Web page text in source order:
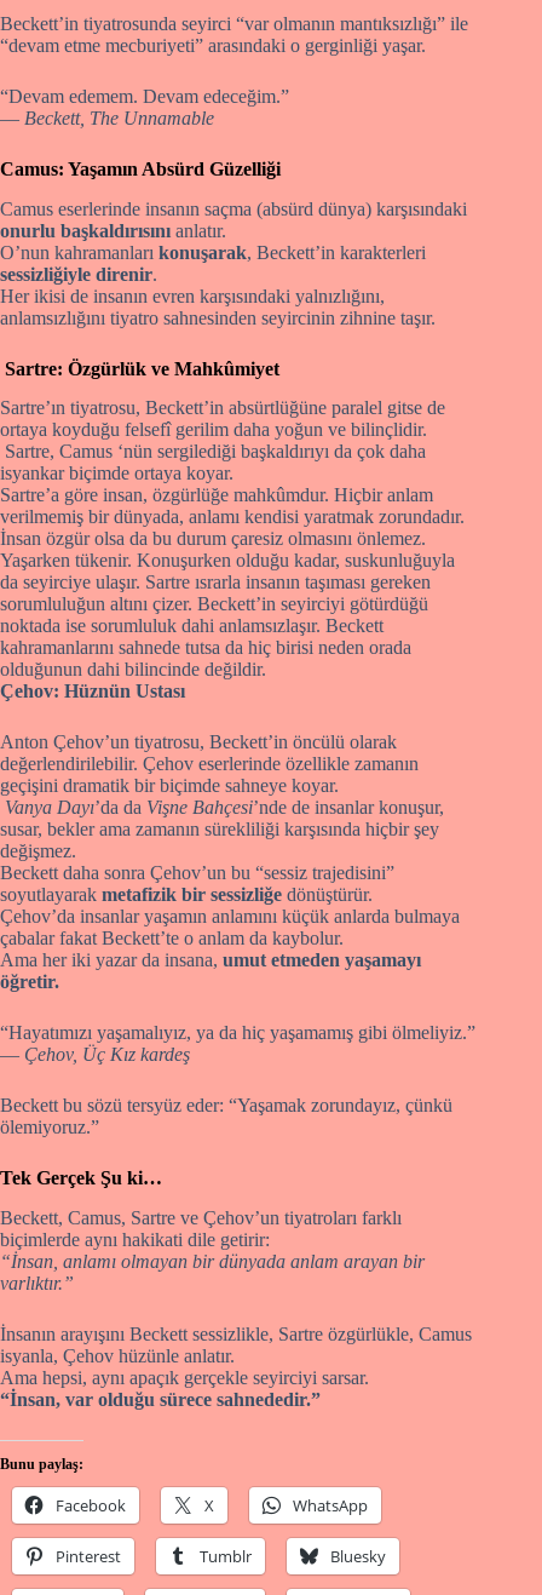
Beckett’in tiyatrosunda seyirci “var olmanın mantıksızlığı” ile
“devam etme mecburiyeti” arasındaki o gerginliği yaşar.
“Devam edemem. Devam edeceğim.”
— Beckett, The Unnamable
Camus: Yaşamın Absürd Güzelliği
Camus eserlerinde insanın saçma (absürd dünya) karşısındaki
onurlu başkaldırısını anlatır.
O’nun kahramanları konuşarak, Beckett’in karakterleri
sessizliğiyle direnir.
Her ikisi de insanın evren karşısındaki yalnızlığını,
anlamsızlığını tiyatro sahnesinden seyircinin zihnine taşır.
Sartre: Özgürlük ve Mahkûmiyet
Sartre’ın tiyatrosu, Beckett’in absürtlüğüne paralel gitse de
ortaya koyduğu felsefî gerilim daha yoğun ve bilinçlidir.
Sartre, Camus ‘nün sergilediği başkaldırıyı da çok daha
isyankar biçimde ortaya koyar.
Sartre’a göre insan, özgürlüğe mahkûmdur. Hiçbir anlam
verilmemiş bir dünyada, anlamı kendisi yaratmak zorundadır.
İnsan özgür olsa da bu durum çaresiz olmasını önlemez.
Yaşarken tükenir. Konuşurken olduğu kadar, suskunluğuyla
da seyirciye ulaşır. Sartre ısrarla insanın taşıması gereken
sorumluluğun altını çizer. Beckett’in seyirciyi götürdüğü
noktada ise sorumluluk dahi anlamsızlaşır. Beckett
kahramanlarını sahnede tutsa da hiç birisi neden orada
olduğunun dahi bilincinde değildir.
Çehov: Hüznün Ustası
Anton Çehov’un tiyatrosu, Beckett’in öncülü olarak
değerlendirilebilir. Çehov eserlerinde özellikle zamanın
geçişini dramatik bir biçimde sahneye koyar.
Vanya Dayı’da da Vişne Bahçesi’nde de insanlar konuşur,
susar, bekler ama zamanın sürekliliği karşısında hiçbir şey
değişmez.
Beckett daha sonra Çehov’un bu “sessiz trajedisini”
soyutlayarak metafizik bir sessizliğe dönüştürür.
Çehov’da insanlar yaşamın anlamını küçük anlarda bulmaya
çabalar fakat Beckett’te o anlam da kaybolur.
Ama her iki yazar da insana, umut etmeden yaşamayı
öğretir.
“Hayatımızı yaşamalıyız, ya da hiç yaşamamış gibi ölmeliyiz.”
— Çehov, Üç Kız kardeş
Beckett bu sözü tersyüz eder: “Yaşamak zorundayız, çünkü
ölemiyoruz.”
Tek Gerçek Şu ki…
Beckett, Camus, Sartre ve Çehov’un tiyatroları farklı
biçimlerde aynı hakikati dile getirir:
“İnsan, anlamı olmayan bir dünyada anlam arayan bir
varlıktır.”
İnsanın arayışını Beckett sessizlikle, Sartre özgürlükle, Camus
isyanla, Çehov hüzünle anlatır.
Ama hepsi, aynı apaçık gerçekle seyirciyi sarsar.
“İnsan, var olduğu sürece sahnededir.”
Bunu paylaş:
Facebook X WhatsApp
Pinterest Tumblr Bluesky